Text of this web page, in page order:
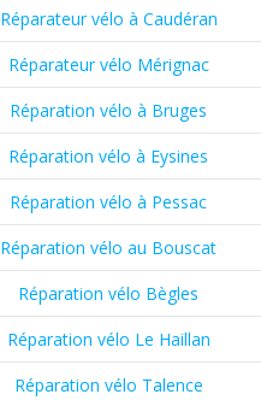
Réparateur vélo à Caudéran
Réparateur vélo Mérignac
Réparation vélo à Bruges
Réparation vélo à Eysines
Réparation vélo à Pessac
Réparation vélo au Bouscat
Réparation vélo Bègles
Réparation vélo Le Haillan
Réparation vélo Talence